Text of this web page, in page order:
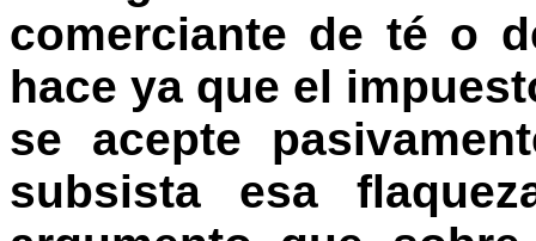
comerciante de té o
hace ya que el
se acepte
subsista esa